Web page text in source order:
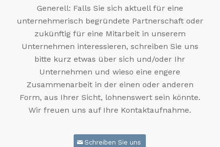
Generell: Falls Sie sich aktuell für eine
unternehmerisch begründete Partnerschaft oder
zukünftig für eine Mitarbeit in unserem
Unternehmen interessieren, schreiben Sie uns
bitte kurz etwas über sich und/oder Ihr
Unternehmen und wieso eine engere
Zusammenarbeit in der einen oder anderen
Form, aus Ihrer Sicht, lohnenswert sein könnte.
Wir freuen uns auf Ihre Kontaktaufnahme.
Schreiben Sie uns